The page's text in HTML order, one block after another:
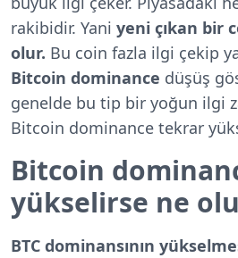
rakibidir. Yani yeni çıkan bir
olur. Bu coin fazla ilgi çekip
Bitcoin dominance düşüş
genelde bu tip bir yoğun ilgi
Bitcoin dominance tekrar
Bitcoin
yükselirse ne
BTC dominansının